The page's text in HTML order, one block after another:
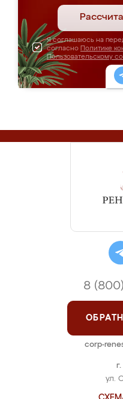
Я соглашаюсь на
согласно Политике
Пользовательскому
ул.
8 (800)
corp-